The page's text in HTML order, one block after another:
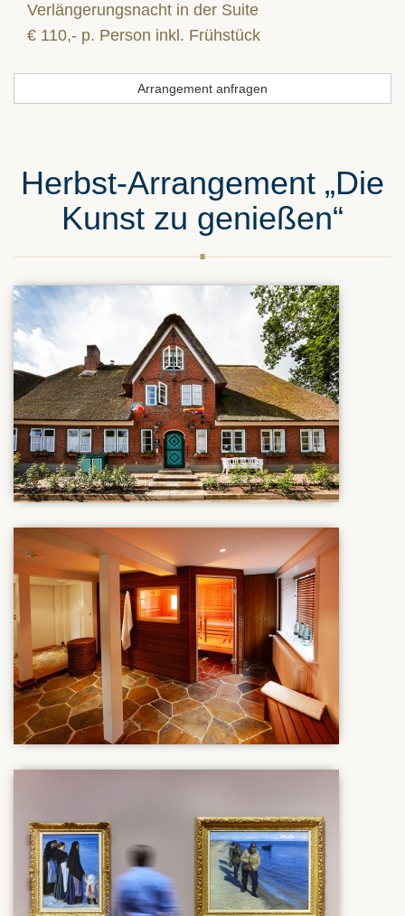
Verlängerungsnacht in der Suite
€ 110,- p. Person inkl. Frühstück
Arrangement anfragen
Herbst-Arrangement „Die
Kunst zu genießen“